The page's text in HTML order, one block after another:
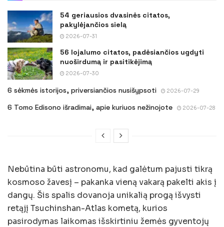
54 geriausios dvasinės citatos,
pakylėjančios sielą
2026-07-31
56 lojalumo citatos, padėsiančios ugdyti
nuoširdumą ir pasitikėjimą
2026-07-30
6 sėkmės istorijos, priversiančios nusišypsoti 2026-07-29
6 Tomo Edisono išradimai, apie kuriuos nežinojote 2026-07-28
Nebūtina būti astronomu, kad galėtum pajusti tikrą
kosmoso žavesį – pakanka vieną vakarą pakelti akis į
dangų. Šis spalis dovanoja unikalią progą išvysti
retąjį Tsuchinshan-Atlas kometą, kurios
pasirodymas laikomas išskirtiniu žemės gyventojų